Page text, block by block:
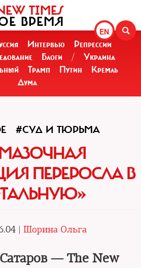
EN
TIMES
ВРЕМЯ
Интервью
Репрессии
Блоги /
Украина
Трамп Путин
Кремль
Дума
#СУД И ТЮРЬМА
ПЕРЕРОСЛА В
| Шорина Ольга
— The New